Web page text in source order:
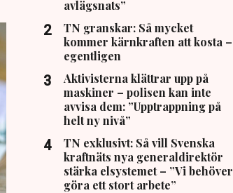
avlägsnats”
TN granskar: Så mycket
kommer kärnkraften att kosta –
egentligen
Aktivisterna klättrar upp på
maskiner – polisen kan inte
avvisa dem: ”Upptrappning på
helt ny nivå”
TN exklusivt: Så vill Svenska
kraftnäts nya generaldirektör
stärka elsystemet – ”Vi behöver
göra ett stort arbete”